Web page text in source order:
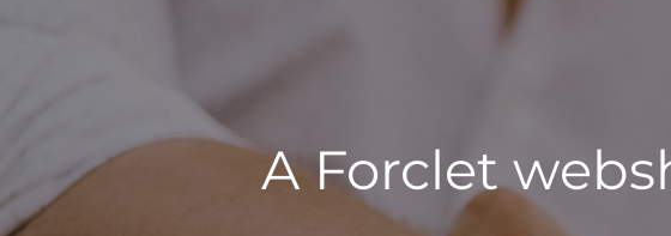
A Forclet